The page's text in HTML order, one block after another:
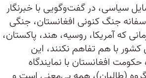
سیاسی، در گفت‌وگویی با خبرنگار
جنگ کنونی افغانستان، جنگی
که آمریکا، روسیه، هند، پاکستان،
با هم تفاهم نکنند، این
افغانستان با نمایندگاه